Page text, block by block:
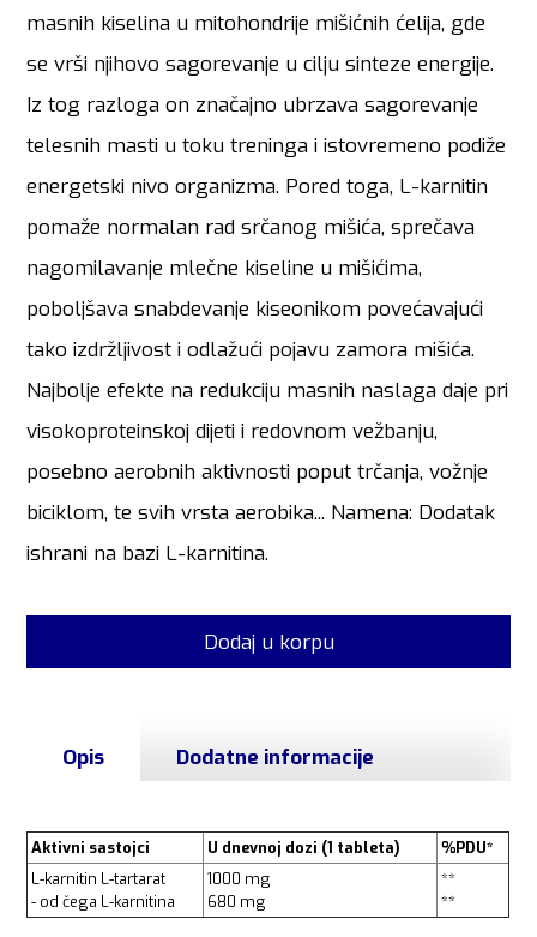
masnih kiselina u mitohondrije mišićnih ćelija, gde
se vrši njihovo sagorevanje u cilju sinteze energije.
Iz tog razloga on značajno ubrzava sagorevanje
telesnih masti u toku treninga i istovremeno podiže
energetski nivo organizma. Pored toga, L-karnitin
pomaže normalan rad srčanog mišića, sprečava
nagomilavanje mlečne kiseline u mišićima,
poboljšava snabdevanje kiseonikom povećavajući
tako izdržljivost i odlažući pojavu zamora mišića.
Najbolje efekte na redukciju masnih naslaga daje pri
visokoproteinskoj dijeti i redovnom vežbanju,
posebno aerobnih aktivnosti poput trčanja, vožnje
biciklom, te svih vrsta aerobika... Namena: Dodatak
ishrani na bazi L-karnitina.
Dodaj u korpu
Opis Dodatne informacije
Aktivni sastojci U dnevnoj dozi (1 tableta)
%PDU*
L-karnitin L-tartarat
- od čega L-karnitina
1000 mg
680 mg
**
**